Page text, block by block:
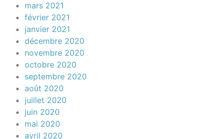
mars 2021
février 2021
janvier 2021
décembre 2020
novembre 2020
octobre 2020
septembre 2020
août 2020
juillet 2020
juin 2020
mai 2020
avril 2020